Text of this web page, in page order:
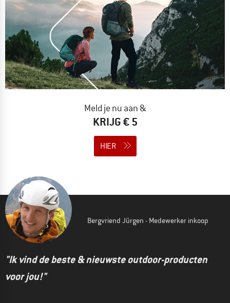
Meld je nu aan &
KRIJG € 5
HIER
Bergvriend Jürgen - Medewerker inkoop
"Ik vind de beste & nieuwste outdoor-producten
voor jou!"